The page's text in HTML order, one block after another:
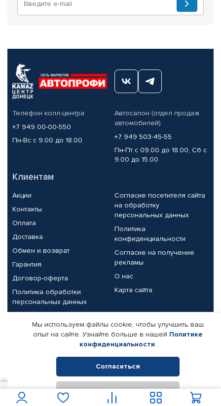
Телефон колл-центра
+7 949 00-00-550
Пн-Вс с 9.00 до 18.00
Автосалон (отдел продаж
автомобилей)
+7 949 503-45-55
Пн-Пт с 09.00 до 18.00, Сб с
9.00 до 15.00
Клиентам
Акции
Контакты
Оплата
Доставка
Обмен и возврат
Гарантия
Договор-оферта
Политика обработки
персональных данных
Согласие посетителя сайта
на обработку
персональных данных
Политика
конфиденциальности
Согласие на получение
рекламы
О нас
Карта сайта
Партнерам
Корпоративным клиентам
Поставщикам
Реквизиты компании
© КАМАЗ ЦЕНТР ДОНЕЦК, 2015-2026. Все права защищены.
Интернет-магазин автомобильных товаров Автопрофи.
Мы используем файлы cookie, чтобы улучшить ваш
опыт на сайте. Узнайте больше в нашей Политике
конфиденциальности.
Согласиться
Отклонить
В корзину